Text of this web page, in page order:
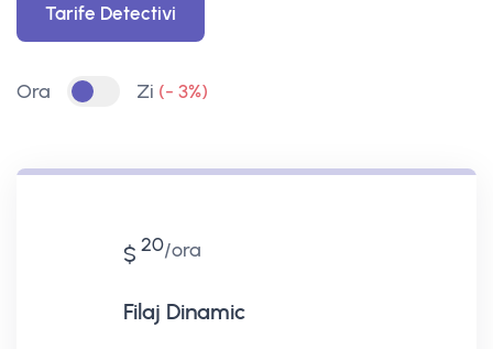
Tarife Detectivi
Ora Zi (- 3%)
$ 20 ora
Filaj Dinamic